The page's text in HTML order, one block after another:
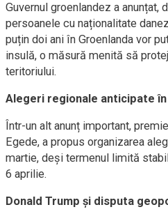
Guvernul groenlandez a anunțat,
persoanele cu naționalitate
puțin doi ani în Groenlanda vor
insulă, o măsură menită să
teritoriului.
Alegeri regionale anticipate
Într-un alt anunț important,
Egede, a propus organizarea
martie, deși termenul limită
6 aprilie.
Donald Trump și disputa